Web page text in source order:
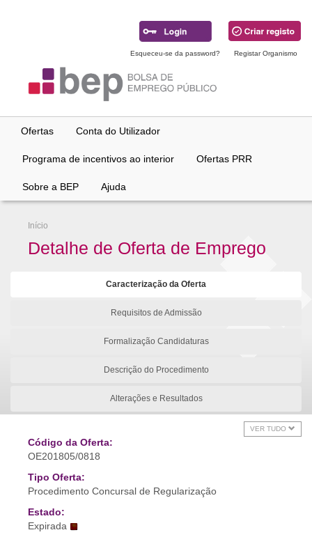
Esqueceu-se da password? Registar Organismo
Ofertas Conta do Utilizador
Programa de incentivos ao interior Ofertas PRR
Sobre a BEP Ajuda
Início
Detalhe de Oferta de Emprego
Caracterização da Oferta
Requisitos de Admissão
Formalização Candidaturas
Descrição do Procedimento
Alterações e Resultados
VER TUDO
Código da Oferta:
OE201805/0818
Tipo Oferta:
Procedimento Concursal de Regularização
Estado:
Expirada